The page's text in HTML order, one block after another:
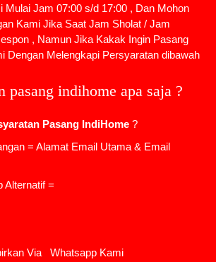
Jam 07:00 s/d 17:00 , Dan Mohon
Kami Jika Saat Jam Sholat / Jam
, Namun Jika Kakak Ingin Pasang
Dengan Melengkapi Persyaratan dibawah
pasang indihome apa saja ?
Pasang IndiHome ?
= Alamat Email Utama & Email
Alternatif =
Via
Whatsapp Kami